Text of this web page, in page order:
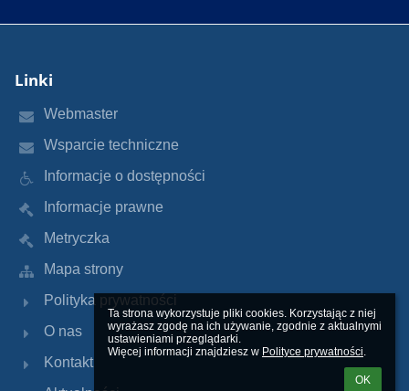
Ta strona wykorzystuje pliki cookies. Korzystając z niej
wyrażasz zgodę na ich używanie, zgodnie z aktualnymi
ustawieniami przeglądarki.
Więcej informacji znajdziesz w Polityce prywatności.
OK
Linki
Webmaster
Wsparcie techniczne
Informacje o dostępności
Informacje prawne
Metryczka
Mapa strony
Polityka prywatności
O nas
Kontakt